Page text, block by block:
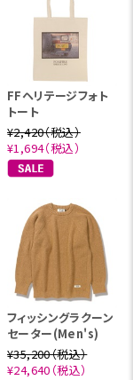
FFヘリテージフォト
トート
¥2,420（税込）
¥1,694（税込）
フィッシングラクーン
セーター(Men's)
¥35,200（税込）
¥24,640（税込）